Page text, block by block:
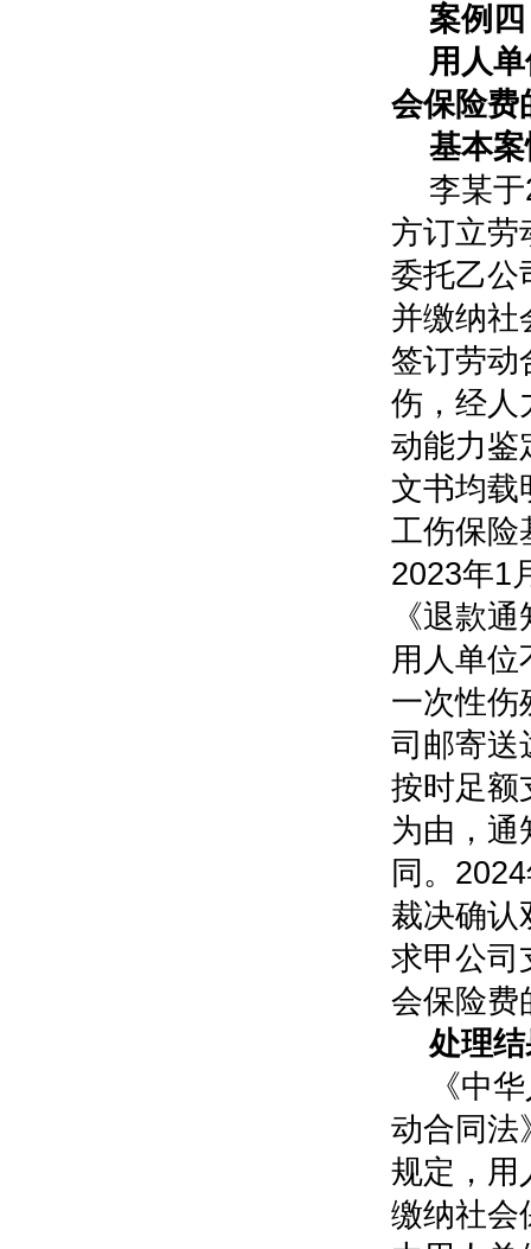
案例四
用人
会保险费
基本
李某
方订立劳
委托乙公
并缴纳社
签订劳动
伤，经人
动能力鉴
文书均载
工伤保险
2023年1
《退款
用人单位
一次性伤
司邮寄送
按时足额
为由，通
同。
裁决确认
求甲公司
会保险费
处理
《中
动合同法
规定，用
缴纳社会